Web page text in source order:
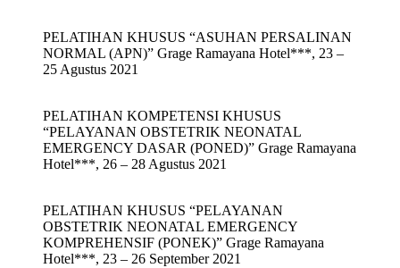
PELATIHAN KHUSUS “ASUHAN PERSALINAN
NORMAL (APN)” Grage Ramayana Hotel***, 23 –
25 Agustus 2021
PELATIHAN KOMPETENSI KHUSUS
“PELAYANAN OBSTETRIK NEONATAL
EMERGENCY DASAR (PONED)” Grage Ramayana
Hotel***, 26 – 28 Agustus 2021
PELATIHAN KHUSUS “PELAYANAN
OBSTETRIK NEONATAL EMERGENCY
KOMPREHENSIF (PONEK)” Grage Ramayana
Hotel***, 23 – 26 September 2021